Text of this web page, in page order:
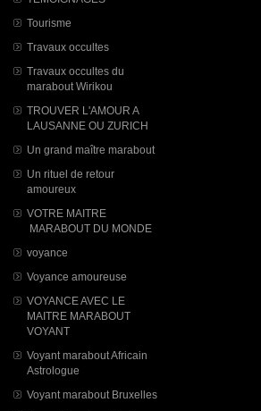
Tourisme
Travaux occultes
Travaux occultes du
marabout Wirikou
TROUVER L'AMOUR A
LAUSANNE OU ZURICH
Un grand maître marabout
Un rituel de retour
amoureux
VOTRE MAITRE
MARABOUT DU MONDE
voyance
Voyance amoureuse
VOYANCE AVEC LE
MAITRE MARABOUT
VOYANT
Voyant marabout Africain
Astrologue
Voyant marabout Bruxelles